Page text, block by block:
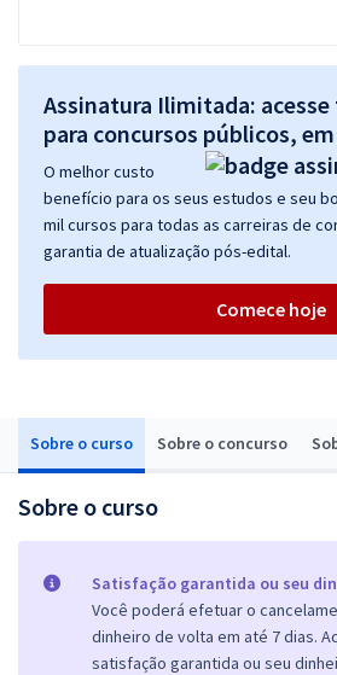
Sobre o curso Sobre o concurso
Sobre o curso
Satisfação garantida ou seu
Você poderá efetuar o
dinheiro de volta em até 7 dias.
satisfação garantida ou seu
Assinatura Ilimitada:
para concursos públicos,
O melhor custo
benefício para os seus estudos e seu
mil cursos para todas as carreiras de
garantia de atualização pós-edital.
Comece hoje